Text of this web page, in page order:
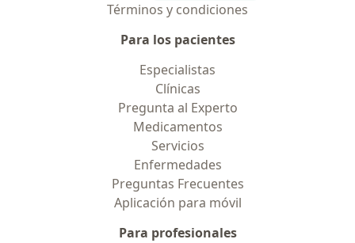
Términos y condiciones
Para los pacientes
Especialistas
Clínicas
Pregunta al Experto
Medicamentos
Servicios
Enfermedades
Preguntas Frecuentes
Aplicación para móvil
Para profesionales